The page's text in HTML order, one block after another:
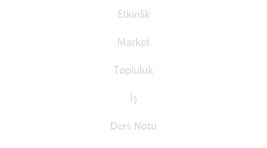
Etkinlik
Market
Topluluk
İş
Ders Notu